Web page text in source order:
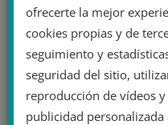
ofrecerte la mejor
cookies propias y de
seguimiento y
seguridad del sitio,
reproducción de vídeos
publicidad personalizada